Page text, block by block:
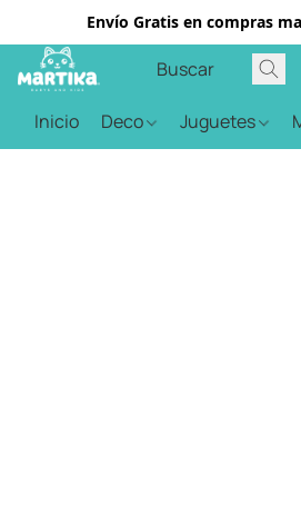
Envío Gratis en compras
Inicio Deco Juguetes